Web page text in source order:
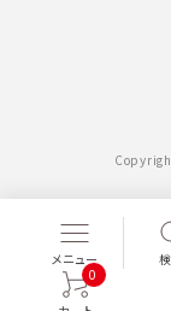
メニュー
0